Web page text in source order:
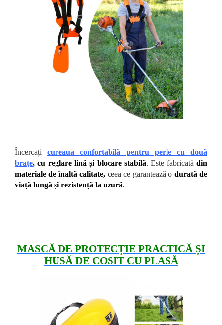
Încercațicureaua confortabilă pentru perie cu două
brațe, cu reglare lină și blocare stabilă. Este fabricată din
materiale deînaltă calitate, ceea ce garantează o durată de
viață lungă și rezistență la uzură.
MASCĂ DE PROTECȚIE PRACTICĂ ȘI
HUSĂ DE COSIT CU PLASĂ